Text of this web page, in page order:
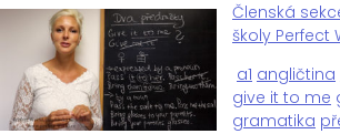
Členská
školy Perfect
a1 angličtina
give it to me
gramatika